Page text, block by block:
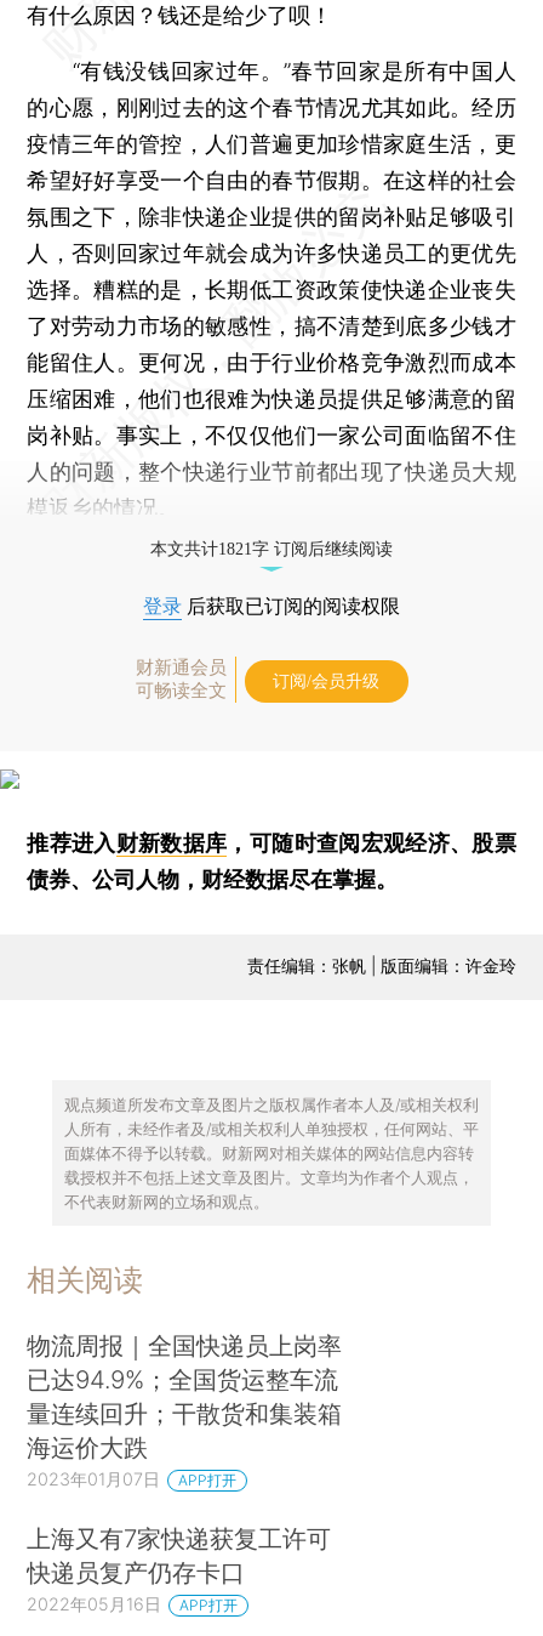
有什么原因？钱还是给少了呗！
“有钱没钱回家过年。”春节回家是所有中国人
的心愿，刚刚过去的这个春节情况尤其如此。经历
疫情三年的管控，人们普遍更加珍惜家庭生活，更
希望好好享受一个自由的春节假期。在这样的社会
氛围之下，除非快递企业提供的留岗补贴足够吸引
人，否则回家过年就会成为许多快递员工的更优先
选择。糟糕的是，长期低工资政策使快递企业丧失
了对劳动力市场的敏感性，搞不清楚到底多少钱才
能留住人。更何况，由于行业价格竞争激烈而成本
压缩困难，他们也很难为快递员提供足够满意的留
岗补贴。事实上，不仅仅他们一家公司面临留不住
人的问题，整个快递行业节前都出现了快递员大规
模返乡的情况。
本文共计1821字 订阅后继续阅读
登录 后获取已订阅的阅读权限
财新通会员
可畅读全文
订阅/会员升级
推荐进入财新数据库 ，可随时查阅宏观经济、股票
债券、公司人物，财经数据尽在掌握。
责任编辑：张帆 | 版面编辑：许金玲
观点频道所发布文章及图片之版权属作者本人及/或相关权利
人所有，未经作者及/或相关权利人单独授权，任何网站、平
面媒体不得予以转载。财新网对相关媒体的网站信息内容转
载授权并不包括上述文章及图片。文章均为作者个人观点，
不代表财新网的立场和观点。
相关阅读
物流周报｜全国快递员上岗率
已达94.9%；全国货运整车流
量连续回升；干散货和集装箱
海运价大跌
2023年01月07日 APP打开
上海又有7家快递获复工许可
快递员复产仍存卡口
2022年05月16日 APP打开